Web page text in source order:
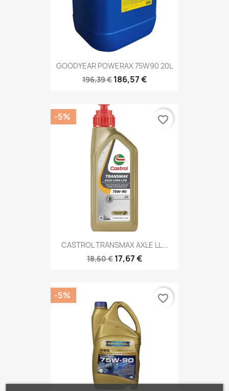
GOODYEAR POWERAX 75W90 20L
196,39 € 186,57 €
CASTROL TRANSMAX AXLE LL...
18,60 € 17,67 €
-5% favorite_border
-5% favorite_border